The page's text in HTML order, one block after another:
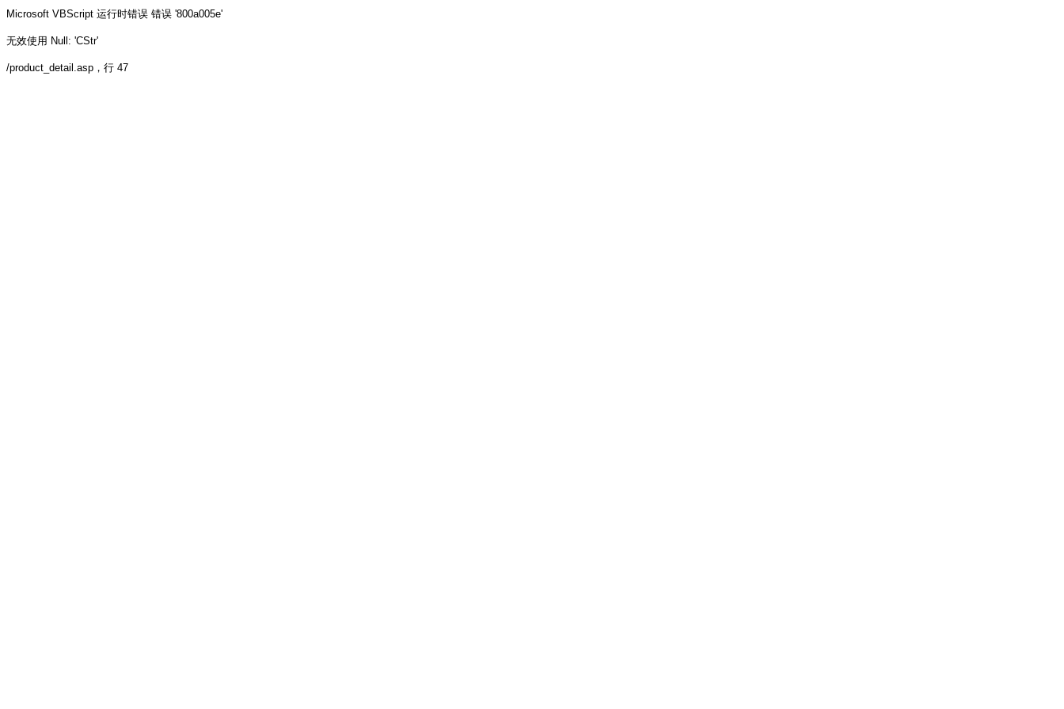
Microsoft VBScript 运行时错误 错误 '800a005e'
无效使用 Null: 'CStr'
/product_detail.asp ，行 47